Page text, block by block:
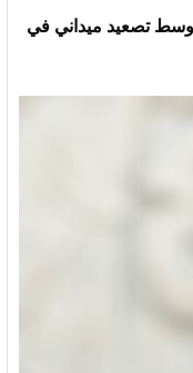
وسط تصعيد ميداني في